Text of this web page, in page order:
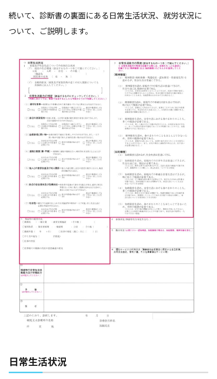
続いて、診断書の裏面にある日常生活状況、就労状況に
ついて、ご説明します。
日常生活状況